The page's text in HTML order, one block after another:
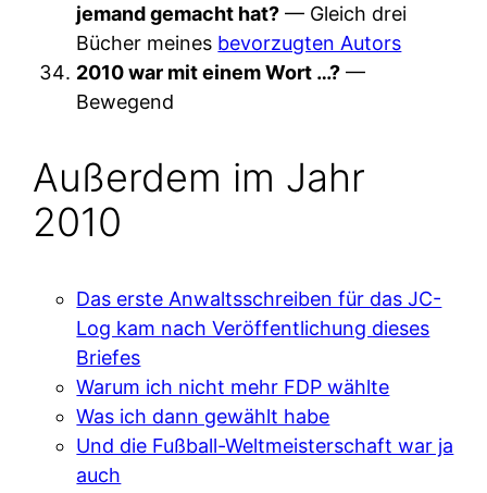
jemand gemacht hat? — Gleich drei
Bücher meines bevorzugten Autors
2010 war mit einem Wort …? —
Bewegend
Außerdem im Jahr
2010
Das erste Anwaltsschreiben für das JC-
Log kam nach Veröffentlichung dieses
Briefes
Warum ich nicht mehr FDP wählte
Was ich dann gewählt habe
Und die Fußball-Weltmeisterschaft war ja
auch